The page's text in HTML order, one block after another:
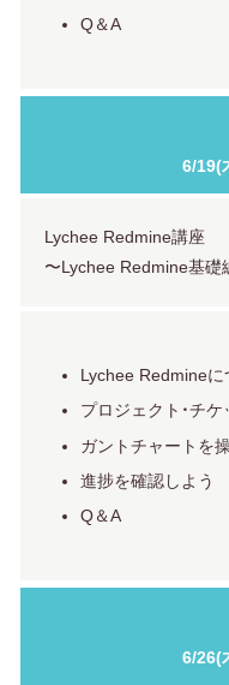
Q＆A
6/19(
Lychee Redmine講座
〜Lychee Redmine基礎
Lychee Redmineに
プロジェクト・チ
ガントチャートを
進捗を確認しよう
Q＆A
6/26(